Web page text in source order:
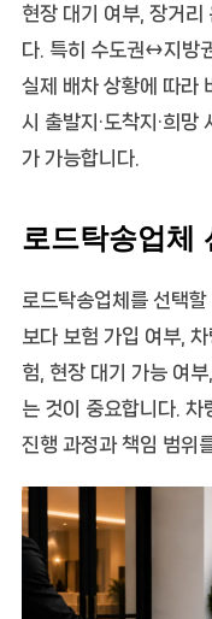
현장 대기 여부, 장거리
다. 특히 수도권↔지방
실제 배차 상황에 따라
시 출발지·도착지·희망
가 가능합니다.
로드탁송업체
로드탁송업체를 선택
보다 보험 가입 여부,
험, 현장 대기 가능 여
는 것이 중요합니다.
진행 과정과 책임 범위